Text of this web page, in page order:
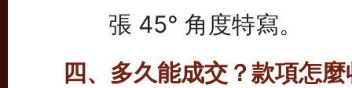
張 45° 角度特寫。
四、多久能成交？款項怎